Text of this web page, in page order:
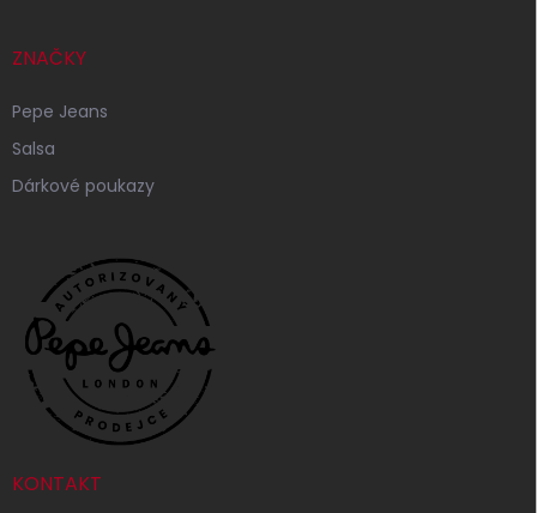
ZNAČKY
Pepe Jeans
Salsa
Dárkové poukazy
KONTAKT